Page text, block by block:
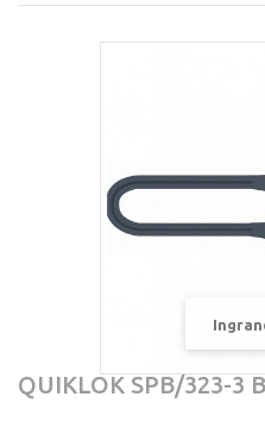
QUIKLOK SPB/323-3